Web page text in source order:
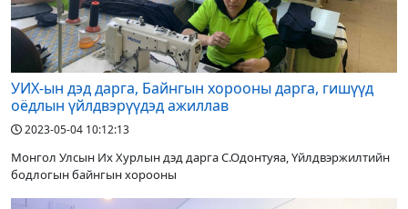
УИХ-ын дэд дарга, Байнгын хорооны дарга, гишүүд
оёдлын үйлдвэрүүдэд ажиллав
2023-05-04 10:12:13
Монгол Улсын Их Хурлын дэд дарга С.Одонтуяа, Үйлдвэржилтийн
бодлогын байнгын хорооны